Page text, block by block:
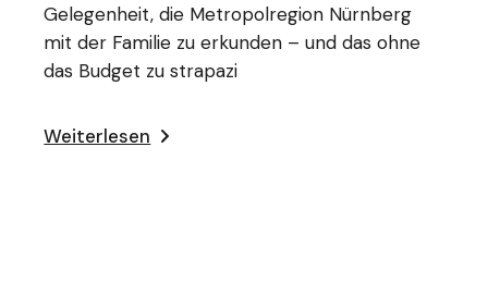
Gelegenheit, die Metropolregion Nürnberg
mit der Familie zu erkunden – und das ohne
das Budget zu strapazi
Weiterlesen